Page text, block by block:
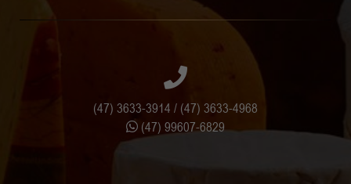
(47) 3633-3914 / (47) 3633-4968
(47) 99607-6829